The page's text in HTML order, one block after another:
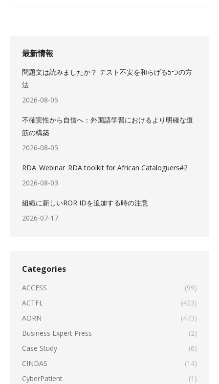
最新情報
問題文は読みましたか？ テスト不安を和らげる5つの方
法
2026-08-05
不確実性から自信へ：外国語学習におけるより明確な道
筋の構築
2026-08-05
RDA_Webinar_RDA toolkit for African Cataloguers#2
2026-08-03
組織に新しいROR IDを追加する時の注意
2026-07-17
Categories
ACCESS
(99)
ACTFL
(423)
AORN
(473)
Business Expert Press
(2)
Case Study
(6)
CINDAS
(14)
CyberPatient
(1)